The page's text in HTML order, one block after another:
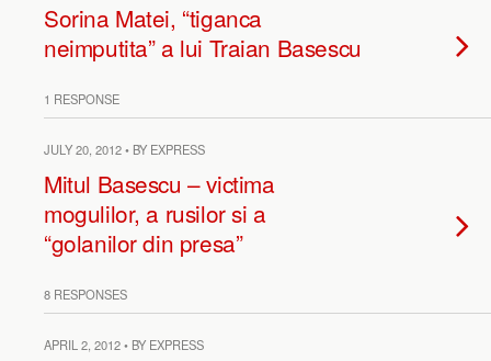
Sorina Matei, “tiganca
neimputita” a lui Traian Basescu
1 RESPONSE
JULY 20, 2012 • BY EXPRESS
Mitul Basescu – victima
mogulilor, a rusilor si a
“golanilor din presa”
8 RESPONSES
APRIL 2, 2012 • BY EXPRESS